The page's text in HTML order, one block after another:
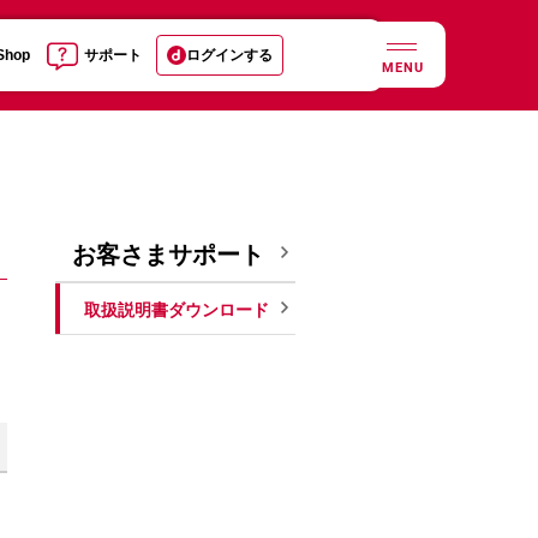
サポート ログインする
MENU
お客さまサポート
取扱説明書ダウンロード